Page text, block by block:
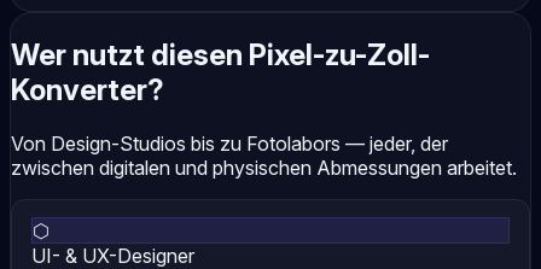
Wer nutzt diesen Pixel-zu-Zoll-
Konverter?
Von Design-Studios bis zu Fotolabors — jeder, der
zwischen digitalen und physischen Abmessungen arbeitet.
⬡
UI- & UX-Designer